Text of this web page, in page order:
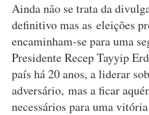
Ainda não se trata da
definitivo mas as eleições
encaminham-se para uma
Presidente Recep Tayyip
país há 20 anos, a liderar
adversário, mas a ficar
necessários para uma